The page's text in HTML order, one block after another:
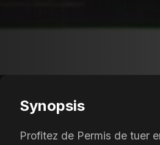
Synopsis
Profitez de Permis de tuer